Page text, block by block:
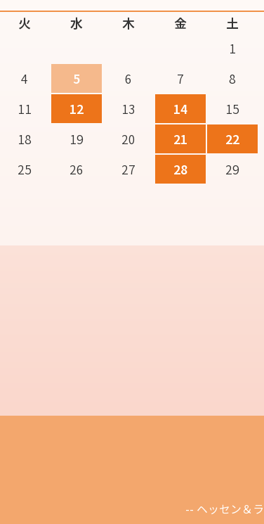
火 水 木 金 土
1
4 5 6 7 8
11 12 13 14 15
18 19 20 21 22
25 26 27 28 29
ヘッセン＆